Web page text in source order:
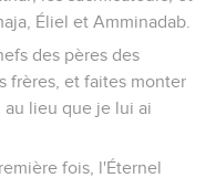
Éliel et Amminadab.
des pères des
frères, et faites monter
au lieu que je lui ai
fois, l'Éternel